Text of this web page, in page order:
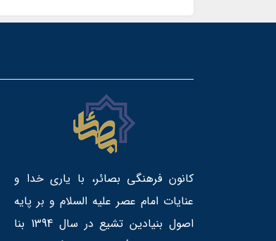
کانون فرهنگی بصائر، با یاری خدا و
عنایات امام عصر علیه السلام و بر پایه
اصول بنیادین تشیع در سال 1394 بنا